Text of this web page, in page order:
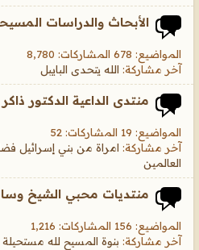
الأبحاث والدراسات
المواضيع: 678 المشاركات: 8,780
آخر مشاركة: الله يتحدى البايبل
منتدى الداعية الدكتور
المواضيع: 19 المشاركات: 52
آخر مشاركة: امراة من بني إسرائيل
العالمين
منتديات محبي الشيخ
المواضيع: 156 المشاركات: 1,216
آخر مشاركة: بنوة المسيح لله